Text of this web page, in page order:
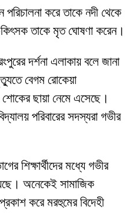
পরিচালনা করে তাকে নদী থেকে
তাকে মৃত ঘোষণা করেন।
দর্শনা এলাকায় বলে জানা
বেগম রোকেয়া
শোকের ছায়া নেমে এসেছে।
পরিবারের সদস্যরা গভীর
শিক্ষার্থীদের মধ্যে গভীর
অনেকেই সামাজিক
করে মরহুমের বিদেহী